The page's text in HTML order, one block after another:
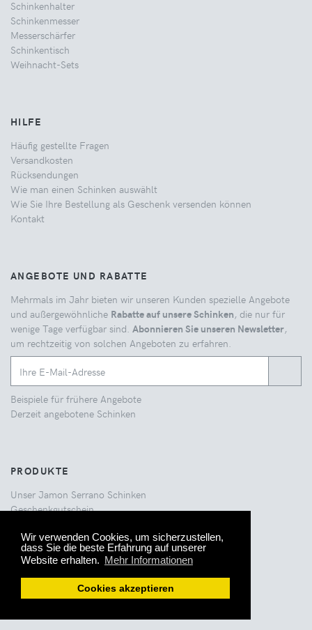
Wir verwenden Cookies, um sicherzustellen,
dass Sie die beste Erfahrung auf unserer
Website erhalten. Mehr Informationen
Cookies akzeptieren
Schinkenhalter
Schinkenmesser
Messerschärfer
Schinkentisch
Weihnacht-Sets
HILFE
Häufig gestellte Fragen
Versandkosten
Rücksendungen
Wie man einen Schinken auswählt
Wie Sie Ihre Bestellung als Geschenk versenden können
Kontakt
ANGEBOTE UND RABATTE
Mehrmals im Jahr bieten wir unseren Kunden spezielle Angebote
und außergewöhnliche Rabatte auf unsere Schinken, die nur für
wenige Tage verfügbar sind. Abonnieren Sie unseren Newsletter,
um rechtzeitig von solchen Angeboten zu erfahren.
Beispiele für frühere Angebote
Derzeit angebotene Schinken
PRODUKTE
Unser Jamon Serrano Schinken
Geschenkgutschein
Geschenke und Angebote
Ausgelaufene Produkte